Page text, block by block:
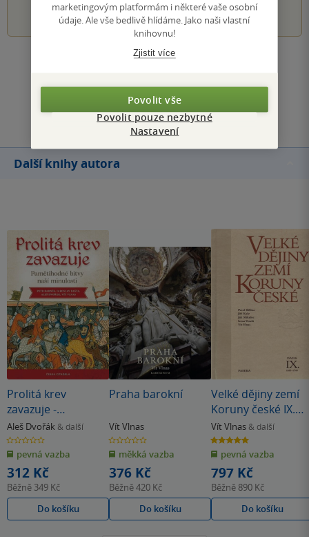
1 2 3 4 5
Zobrazit všechna hodnocení
Přidat hodnocení
Další knihy autora
Prolitá krev
zavazuje -
Pamětihodné bitvy
naší minulosti
Aleš Dvořák & další
0.0
z
5
hvězdiček
pevná vazba
312 Kč
Běžně 349 Kč
Do košíku
Praha barokní
Vít Vlnas
0.0
z
5
hvězdiček
měkká vazba
376 Kč
Běžně420 Kč
Do košíku
Velké dějiny zemí
Koruny české IX.
(1683 - 1740)
Vít Vlnas & další
5.0
z
5
hvězdiček
pevná vazba
797 Kč
Běžně 890 Kč
Do košíku
marketingovým platformám i některé vaše osobní
údaje. Ale vše bedlivě hlídáme. Jako naši vlastní
knihovnu!
Zjistit více
Povolit vše
Povolit pouze nezbytné
Nastavení